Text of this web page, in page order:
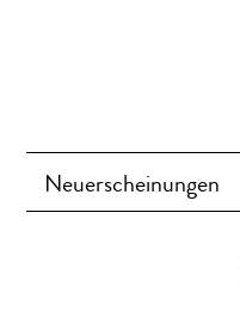
Neuerscheinungen